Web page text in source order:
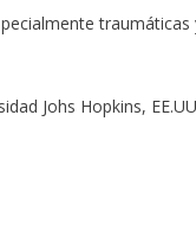
Johs Hopkins,